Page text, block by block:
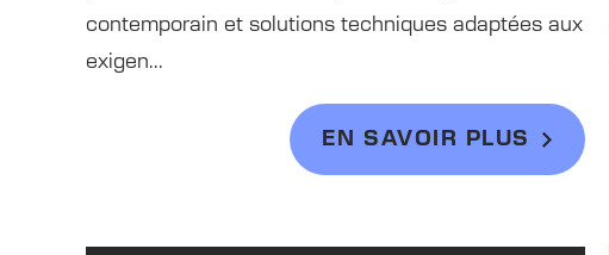
contemporain et solutions techniques adaptées aux
exigen...
EN SAVOIR PLUS